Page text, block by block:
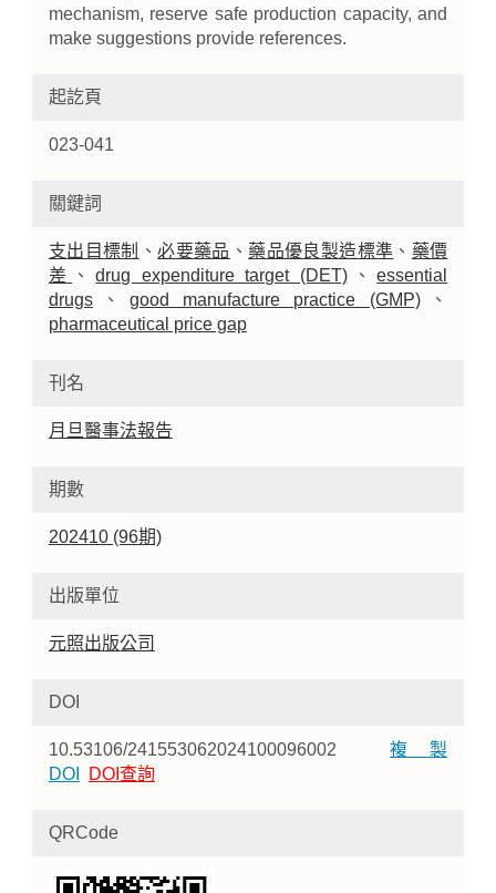
mechanism, reserve safe production capacity, and
make suggestions provide references.
起訖頁
023-041
關鍵詞
支出目標制 、必要藥品 、 藥品優良製造標準 、 藥價
差
、drug expenditure target (DET)、essential
drugs、 good manufacture practice (GMP)、
pharmaceutical price gap
刊名
月旦醫事法報告
期數
202410 (96期)
出版單位
元照出版公司
DOI
10.53106/241553062024100096002複製
DOI
DOI查詢
QRCode